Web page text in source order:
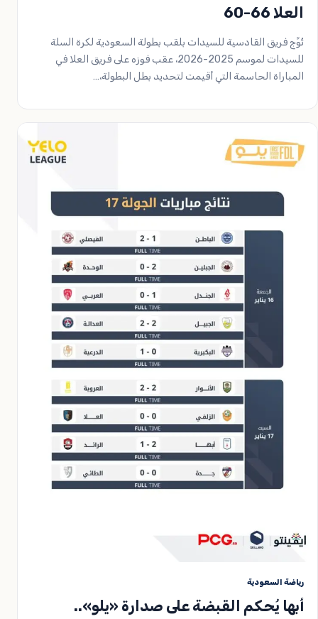
العلا 66-60
تُوِّج فريق القادسية للسيدات بلقب بطولة السعودية لكرة السلة
للسيدات لموسم 2025-2026، عقب فوزه على فريق العلا في
المباراة الحاسمة التي أقيمت لتحديد بطل البطولة،…
رياضة السعودية
أبها يُحكم القبضة على صدارة «يلو»..